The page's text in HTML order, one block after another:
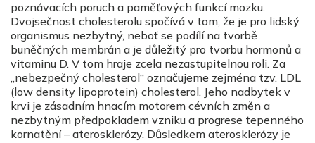
poznávacích poruch a paměťových funkcí mozku.
Dvojsečnost cholesterolu spočívá v tom, že je pro lidský
organismus nezbytný, neboť se podílí na tvorbě
buněčných membrán a je důležitý pro tvorbu hormonů a
vitaminu D. V tom hraje zcela nezastupitelnou roli. Za
„nebezpečný cholesterol“ označujeme zejména tzv. LDL
(low density lipoprotein) cholesterol. Jeho nadbytek v
krvi je zásadním hnacím motorem cévních změn a
nezbytným předpokladem vzniku a progrese tepenného
kornatění – aterosklerózy. Důsledkem aterosklerózy je